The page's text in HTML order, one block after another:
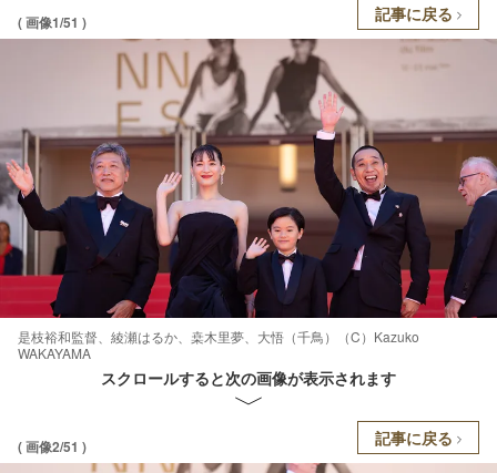
( 画像1/51 ) 記事に戻る
是枝裕和監督、綾瀬はるか、桒木里夢、大悟（千鳥）（C）Kazuko
WAKAYAMA
スクロールすると次の画像が表示されます
( 画像2/51 ) 記事に戻る